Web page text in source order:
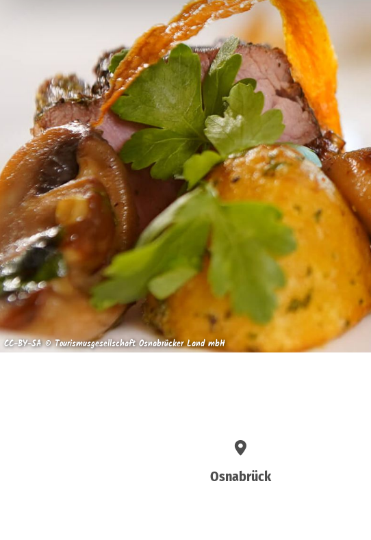
CC-BY-SA © Tourismusgesellschaft Osnabrücker Land mbH
Osnabrück